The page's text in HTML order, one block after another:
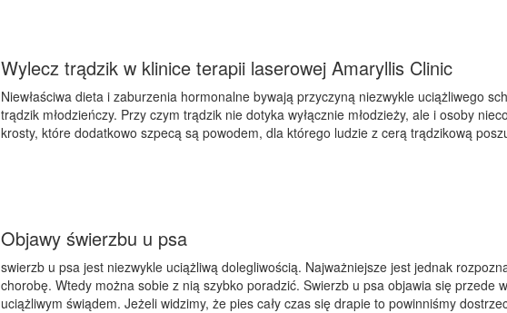
Wylecz trądzik w klinice terapii laserowej Amaryllis Clinic
Niewłaściwa dieta i zaburzenia hormonalne bywają przyczyną niezwykle uciążliwego
trądzik młodzieńczy. Przy czym trądzik nie dotyka wyłącznie młodzieży, ale i osoby
krosty, które dodatkowo szpecą są powodem, dla którego ludzie z cerą trądzikową
Objawy świerzbu u psa
swierzb u psa jest niezwykle uciążliwą dolegliwością. Najważniejsze jest jednak
chorobę. Wtedy można sobie z nią szybko poradzić. Swierzb u psa objawia się przede
uciążliwym świądem. Jeżeli widzimy, że pies cały czas się drapie to powinniśmy